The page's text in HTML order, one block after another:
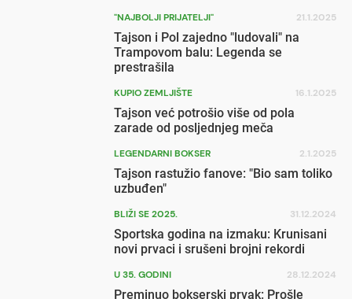
"NAJBOLJI PRIJATELJI" 21.1.2025
Tajson i Pol zajedno "ludovali" na
Trampovom balu: Legenda se
prestrašila
KUPIO ZEMLJIŠTE 16.1.2025
Tajson već potrošio više od pola
zarade od posljednjeg meča
LEGENDARNI BOKSER 2.1.2025
Tajson rastužio fanove: "Bio sam toliko
uzbuđen"
BLIŽI SE 2025. 31.12.2024
Sportska godina na izmaku: Krunisani
novi prvaci i srušeni brojni rekordi
U 35. GODINI 28.12.2024
Preminuo bokserski prvak: Prošle